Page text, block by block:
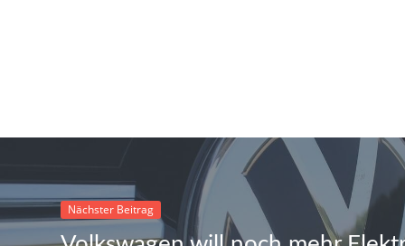
Nächster Beitrag